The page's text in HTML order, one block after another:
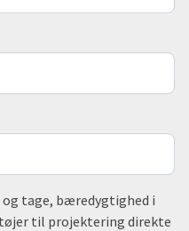
og tage, bæredygtighed i
til projektering direkte